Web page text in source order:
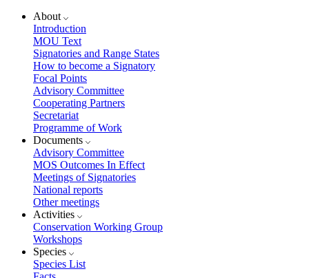
About
Introduction
MOU Text
Signatories and Range States
How to become a Signatory
Focal Points
Advisory Committee
Cooperating Partners
Secretariat
Programme of Work
Documents
Advisory Committee
MOS Outcomes In Effect
Meetings of Signatories
National reports
Other meetings
Activities
Conservation Working Group
Workshops
Species
Species List